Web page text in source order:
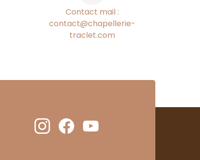
Contact mail :
contact@chapellerie-
traclet.com
.